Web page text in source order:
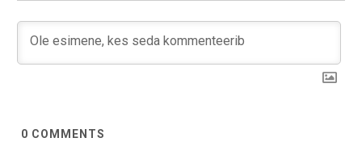
0 COMMENTS